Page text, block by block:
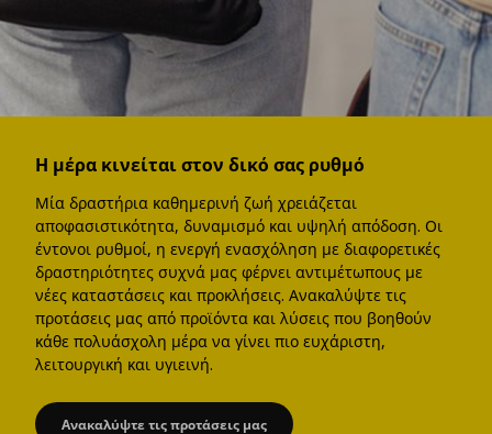
Η μέρα κινείται στον δικό σας ρυθμό
Μία δραστήρια καθημερινή ζωή χρειάζεται
αποφασιστικότητα, δυναμισμό και υψηλή απόδοση. Οι
έντονοι ρυθμοί, η ενεργή ενασχόληση με διαφορετικές
δραστηριότητες συχνά μας φέρνει αντιμέτωπους με
νέες καταστάσεις και προκλήσεις. Ανακαλύψτε τις
προτάσεις μας από προϊόντα και λύσεις που βοηθούν
κάθε πολυάσχολη μέρα να γίνει πιο ευχάριστη,
λειτουργική και υγιεινή.
Ανακαλύψτε τις προτάσεις μας